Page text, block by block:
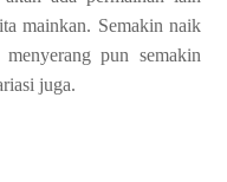
mainkan. Semakin naik
pun semakin
juga.